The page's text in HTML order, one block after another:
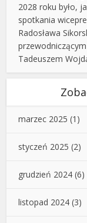
2028 roku było,
spotkania
Radosława
Tadeuszem
marzec 2025 (1)
styczeń 2025 (2)
grudzień 2024 (6)
listopad 2024 (3)